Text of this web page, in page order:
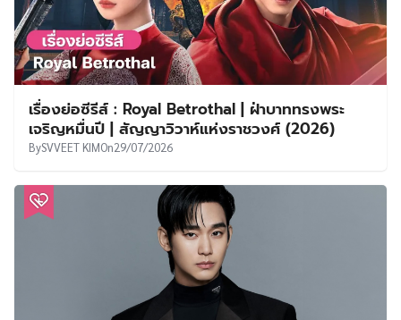
เรื่องย่อซีรีส์ : Royal Betrothal | ฝ่าบาททรงพระ
เจริญหมื่นปี | สัญญาวิวาห์แห่งราชวงศ์ (2026)
BySVVEET KIMOn29/07/2026